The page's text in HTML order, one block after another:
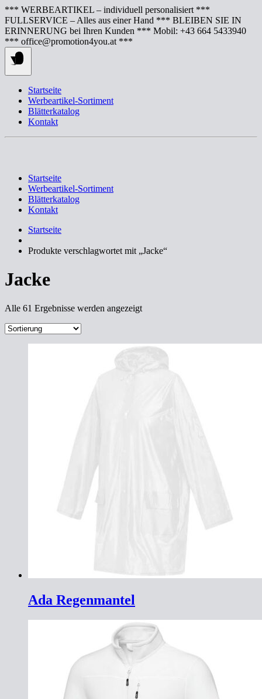
Springe
zum
Inhalt
*** WERBEARTIKEL – individuell personalisiert ***
FULLSERVICE – Alles aus einer Hand *** BLEIBEN SIE IN
ERINNERUNG bei Ihren Kunden *** Mobil: +43 664 5433940
*** office@promotion4you.at ***
Startseite
Werbeartikel-Sortiment
Blätterkatalog
Kontakt
Startseite
Werbeartikel-Sortiment
Blätterkatalog
Kontakt
Startseite
Produkte verschlagwortet mit „Jacke“
Jacke
Alle 61 Ergebnisse werden angezeigt
Ada Regenmantel